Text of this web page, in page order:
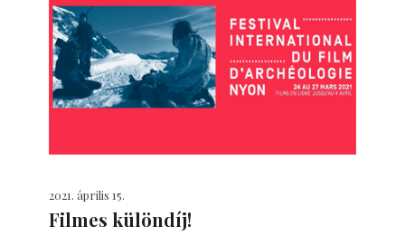
2021. április 15.
Filmes különdíj!